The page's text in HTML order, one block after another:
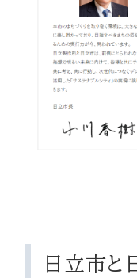
日立市と